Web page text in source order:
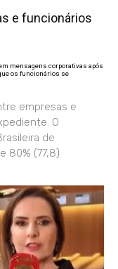
e funcionários
mensagens corporativas após
os funcionários se
empresas e
O
de
80% (77,8)